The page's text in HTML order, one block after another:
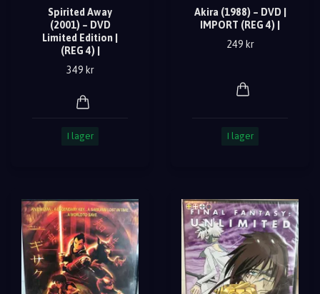
Spirited Away
(2001) – DVD
Limited Edition |
(REG 4) |
349 kr
I lager
Akira (1988) – DVD |
IMPORT (REG 4) |
249 kr
I lager